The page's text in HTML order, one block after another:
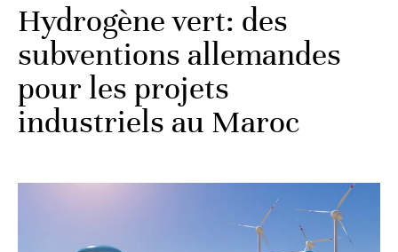
Hydrogène vert: des
subventions allemandes
pour les projets
industriels au Maroc